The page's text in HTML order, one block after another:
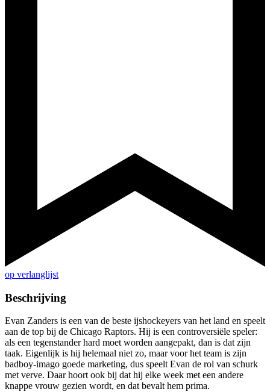
op verlanglijst
Beschrijving
Evan Zanders is een van de beste ijshockeyers van het land en speelt
aan de top bij de Chicago Raptors. Hij is een controversiële speler:
als een tegenstander hard moet worden aangepakt, dan is dat zijn
taak. Eigenlijk is hij helemaal niet zo, maar voor het team is zijn
badboy-imago goede marketing, dus speelt Evan de rol van schurk
met verve. Daar hoort ook bij dat hij elke week met een andere
knappe vrouw gezien wordt, en dat bevalt hem prima.